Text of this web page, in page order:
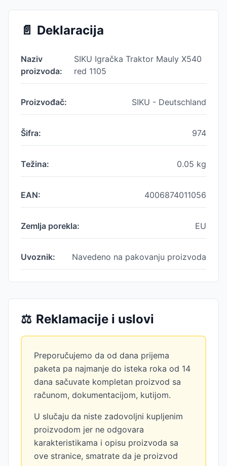
📄 Deklaracija
Naziv
proizvoda:
SIKU Igračka Traktor Mauly X540
red 1105
Proizvođač: SIKU - Deutschland
Šifra: 974
Težina: 0.05 kg
EAN: 4006874011056
Zemlja porekla: EU
Uvoznik: Navedeno na pakovanju proizvoda
⚖️ Reklamacije i uslovi
Preporučujemo da od dana prijema
paketa pa najmanje do isteka roka od 14
dana sačuvate kompletan proizvod sa
računom, dokumentacijom, kutijom.
U slučaju da niste zadovoljni kupljenim
proizvodom jer ne odgovara
karakteristikama i opisu proizvoda sa
ove stranice, smatrate da je proizvod